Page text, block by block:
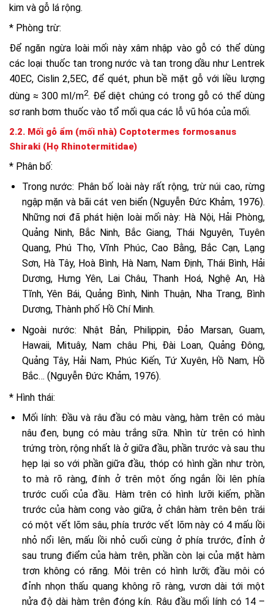
kim và gỗ lá rộng.
* Phòng trừ:
Để ngăn ngừa loài mối này xâm nhập vào gỗ có thể dùng
các loại thuốc tan trong nước và tan trong dầu như Lentrek
40EC, Cislin 2,5EC, để quét, phun bề mặt gỗ với liều lượng
dùng ≈ 300 ml/m2. Để diệt chúng có trong gỗ có thể dùng
sơ ranh bơm thuốc vào tổ mối qua các lỗ vũ hóa của mối.
2.2. Mối gỗ ẩm (mối nhà) Coptotermes formosanus
Shiraki (Họ Rhinotermitidae)
* Phân bố:
Trong nước: Phân bố loài này rất rộng, trừ núi cao, rừng
ngập mặn và bãi cát ven biển (Nguyễn Đức Khảm, 1976).
Những nơi đã phát hiện loài mối này: Hà Nội, Hải Phòng,
Quảng Ninh, Bắc Ninh, Bắc Giang, Thái Nguyên, Tuyên
Quang, Phú Thọ, Vĩnh Phúc, Cao Bằng, Bắc Cạn, Lạng
Sơn, Hà Tây, Hoà Bình, Hà Nam, Nam Định, Thái Bình, Hải
Dương, Hưng Yên, Lai Châu, Thanh Hoá, Nghệ An, Hà
Tĩnh, Yên Bái, Quảng Bình, Ninh Thuận, Nha Trang, Bình
Dương, Thành phố Hồ Chí Minh.
Ngoài nước: Nhật Bản, Philippin, Đảo Marsan, Guam,
Hawaii, Mituây, Nam châu Phi, Đài Loan, Quảng Đông,
Quảng Tây, Hải Nam, Phúc Kiến, Tứ Xuyên, Hồ Nam, Hồ
Bắc… (Nguyễn Đức Khảm, 1976).
* Hình thái:
Mối lính: Đầu và râu đầu có màu vàng, hàm trên có màu
nâu đen, bụng có màu trắng sữa. Nhìn từ trên có hình
trứng tròn, rộng nhất là ở giữa đầu, phần trước và sau thu
hẹp lại so với phần giữa đầu, thóp có hình gần như tròn,
to mà rõ ràng, đính ở trên một ống ngắn lồi lên phía
trước cuối của đầu. Hàm trên có hình lưỡi kiếm, phần
trước của hàm cong vào giữa, ở chân hàm trên bên trái
có một vết lõm sâu, phía trước vết lõm này có 4 mấu lồi
nhỏ nổi lên, mấu lồi nhỏ cuối cùng ở phía trước, đỉnh ở
sau trung điểm của hàm trên, phần còn lại của mặt hàm
trơn không có răng. Môi trên có hình lưỡi; đầu môi có
đỉnh nhọn thấu quang không rõ ràng, vươn dài tới một
nửa độ dài hàm trên đóng kín. Râu đầu mối lính có 14 –